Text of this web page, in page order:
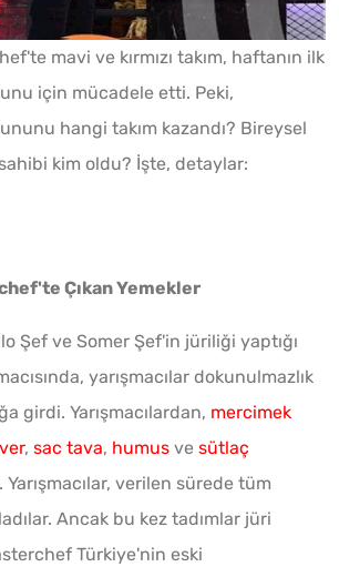
mavi ve kırmızı takım, haftanın ilk
için mücadele etti. Peki,
hangi takım kazandı? Bireysel
kim oldu? İşte, detaylar:
Çıkan Yemekler
Şef ve Somer Şef'in jüriliği yaptığı
yarışmacılar dokunulmazlık
girdi. Yarışmacılardan, mercimek
, sac tava, humus ve sütlaç
verilen sürede tüm
Ancak bu kez tadımlar jüri
Türkiye'nin eski